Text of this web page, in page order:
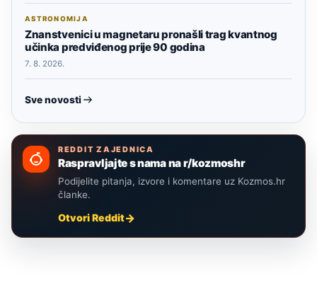
ASTRONOMIJA
Znanstvenici u magnetaru pronašli trag kvantnog
učinka predviđenog prije 90 godina
7. 8. 2026.
Sve novosti
REDDIT ZAJEDNICA
Raspravljajte s nama na r/kozmoshr
Podijelite pitanja, izvore i komentare uz Kozmos.hr
članke.
Otvori Reddit